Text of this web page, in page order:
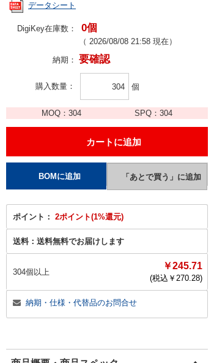
データシート
DigiKey在庫数： 0個
（ 2026/08/08 21:58 現在）
納期： 要確認
購入数量 個
MOQ：304 SPQ： 304
ポイント： 2ポイント(1%還元)
送料： 送料無料でお届けします
304個以上
￥245.71
(税込￥ 270.28)
納期・仕様・代替品のお問合せ